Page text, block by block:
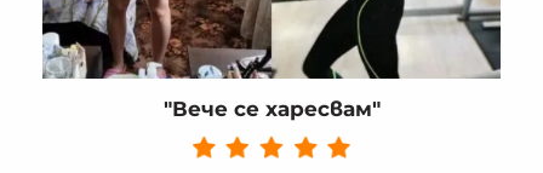
"Вече се харесвам"